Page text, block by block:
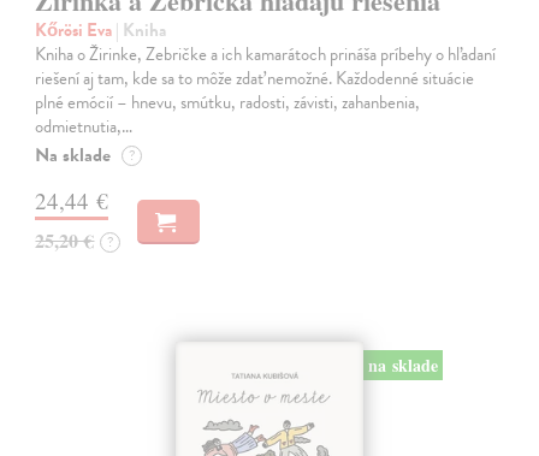
Kőrösi Eva| Kniha
Kniha o Žirinke, Zebričke a ich kamarátoch prináša príbehy o hľadaní
riešení aj tam, kde sa to môže zdať nemožné. Každodenné situácie
plné emócií – hnevu, smútku, radosti, závisti, zahanbenia,
odmietnutia,…
Na sklade ?
24,44 €
25,20 € ?
na sklade